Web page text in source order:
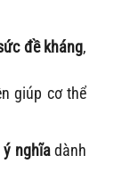
đề kháng,
giúp cơ thể
ý nghĩadành